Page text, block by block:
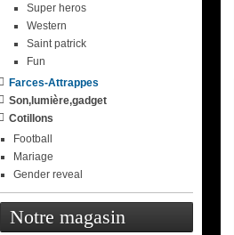
Super heros
Western
Saint patrick
Fun
Farces-Attrappes
Son,lumière,gadget
Cotillons
Football
Mariage
Gender reveal
Notre magasin